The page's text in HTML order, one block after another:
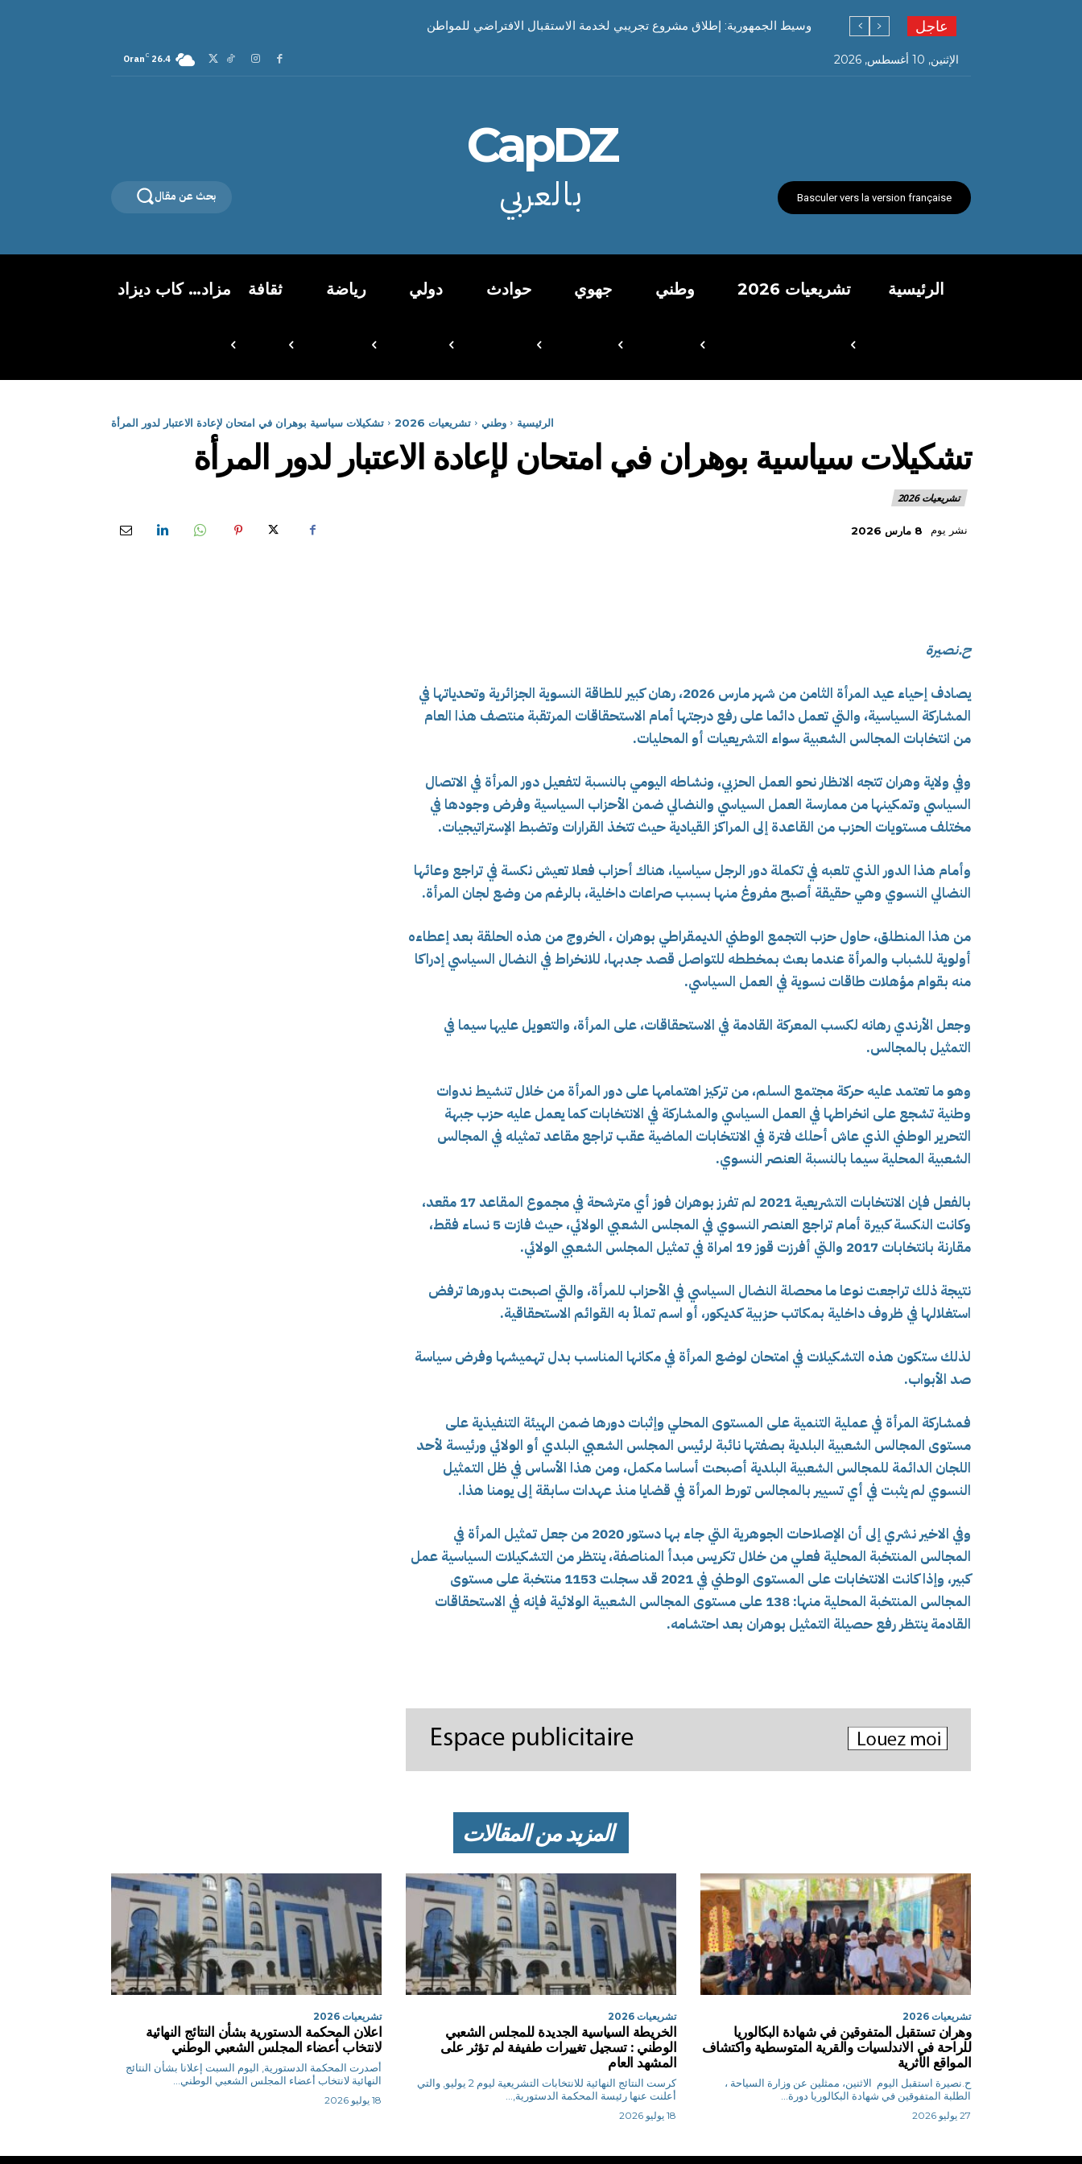
عاجل وسيط الجمهورية: إطلاق مشروع تجريبي لخدمة الاستقبال الافتراضي للمواطن
الإثنين, 10 أغسطس, 2026 26.4
C
Oran
Basculer vers la version française
CapDZ
بالعربي بحث عن مقال
الرئيسية تشريعيات 2026 وطني جهوي حوادث دولي رياضة ثقافة مزاد… كاب ديزاد
الرئيسية وطني تشريعيات 2026 تشكيلات سياسية بوهران في امتحان لإعادة الاعتبار لدور المرأة
تشكيلات سياسية بوهران في امتحان لإعادة الاعتبار لدور المرأة
تشريعيات 2026
نشر يوم 8 مارس 2026
ح.نصيرة
يصادف إحياء عيد المرأة الثامن من شهر مارس 2026، رهان كبير للطاقة النسوية الجزائرية وتحدياتها في
المشاركة السياسية، والتي تعمل دائما على رفع درجتها أمام الاستحقاقات المرتقبة منتصف هذا العام
من انتخابات المجالس الشعبية سواء التشريعيات أو المحليات.
وفي ولاية وهران تتجه الانظار نحو العمل الحزبي، ونشاطه اليومي بالنسبة لتفعيل دور المرأة في الاتصال
السياسي وتمكينها من ممارسة العمل السياسي والنضالي ضمن الأحزاب السياسية وفرض وجودها في
مختلف مستويات الحزب من القاعدة إلى المراكز القيادية حيث تتخذ القرارات وتضبط الإستراتيجيات.
وأمام هذا الدور الذي تلعبه في تكملة دور الرجل سياسيا، هناك أحزاب فعلا تعيش نكسة في تراجع وعائها
النضالي النسوي وهي حقيقة أصبح مفروغ منها بسبب صراعات داخلية، بالرغم من وضع لجان المرأة.
من هذا المنطلق، حاول حزب التجمع الوطني الديمقراطي بوهران ، الخروج من هذه الحلقة بعد إعطاءه
أولوية للشباب والمرأة عندما بعث بمخططه للتواصل قصد جدبها، للانخراط في النضال السياسي إدراكا
منه بقوام مؤهلات طاقات نسوية في العمل السياسي.
وجعل الأرندي رهانه لكسب المعركة القادمة في الاستحقاقات، على المرأة، والتعويل عليها سيما في
التمثيل بالمجالس.
وهو ما تعتمد عليه حركة مجتمع السلم، من تركيز اهتمامها على دور المرأة من خلال تنشيط ندوات
وطنية تشجع على انخراطها في العمل السياسي والمشاركة في الانتخابات كما يعمل عليه حزب جبهة
التحرير الوطني الذي عاش أحلك فترة في الانتخابات الماضية عقب تراجع مقاعد تمثيله في المجالس
الشعبية المحلية سيما بالنسبة العنصر النسوي.
بالفعل فإن الانتخابات التشريعية 2021 لم تفرز بوهران فوز أي مترشحة في مجموع المقاعد 17 مقعد،
وكانت النكسة كبيرة أمام تراجع العنصر النسوي في المجلس الشعبي الولائي، حيث فازت 5 نساء فقط،
مقارنة بانتخابات 2017 والتي أفرزت قوز 19 امراة في تمثيل المجلس الشعبي الولائي.
نتيجة ذلك تراجعت نوعا ما محصلة النضال السياسي في الأحزاب للمرأة، والتي اصبحت بدورها ترفض
استغلالها في ظروف داخلية بمكاتب حزبية كديكور، أو اسم تملأ به القوائم الاستحقاقية.
لذلك ستكون هذه التشكيلات في امتحان لوضع المرأة في مكانها المناسب بدل تهميشها وفرض سياسة
صد الأبواب.
فمشاركة المرأة في عملية التنمية على المستوى المحلي وإثبات دورها ضمن الهيئة التنفيذية على
مستوى المجالس الشعبية البلدية بصفتها نائبة لرئيس المجلس الشعبي البلدي أو الولائي ورئيسة لأحد
اللجان الدائمة للمجالس الشعبية البلدية أصبحت أساسا مكمل، ومن هذا الأساس في ظل التمثيل
النسوي لم يثبت في أي تسيير بالمجالس تورط المرأة في قضايا منذ عهدات سابقة إلى يومنا هذا.
وفي الاخير نشري إلى أن الإصلاحات الجوهرية التي جاء بها دستور 2020 من جعل تمثيل المرأة في
المجالس المنتخبة المحلية فعلي من خلال تكريس مبدأ المناصفة، ينتظر من التشكيلات السياسية عمل
كبير، وإذا كانت الانتخابات على المستوى الوطني في 2021 قد سجلت 1153 منتخبة على مستوى
المجالس المنتخبة المحلية منها: 138 على مستوى المجالس الشعبية الولائية فإنه في الاستحقاقات
القادمة ينتظر رفع حصيلة التمثيل بوهران بعد احتشامه.
المزيد من المقالات
تشريعيات 2026
وهران تستقبل المتفوقين في شهادة البكالوريا
للراحة في الاندلسيات والقرية المتوسطية واكتشاف
المواقع الأثرية
ح.نصيرة استقبل اليوم الاثنين، ممثلين عن وزارة السياحة ،
الطلبة المتفوقين في شهادة البكالوريا دورة...
27 يوليو 2026
تشريعيات 2026
الخريطة السياسية الجديدة للمجلس الشعبي
الوطني : تسجيل تغييرات طفيفة لم تؤثر على
المشهد العام
كرست النتائج النهائية للانتخابات التشريعية ليوم 2 يوليو, والتي
أعلنت عنها رئيسة المحكمة الدستورية,...
18 يوليو 2026
تشريعيات 2026
اعلان المحكمة الدستورية بشأن النتائج النهائية
لانتخاب أعضاء المجلس الشعبي الوطني
أصدرت المحكمة الدستورية, اليوم السبت إعلانا بشأن النتائج
النهائية لانتخاب أعضاء المجلس الشعبي الوطني...
18 يوليو 2026